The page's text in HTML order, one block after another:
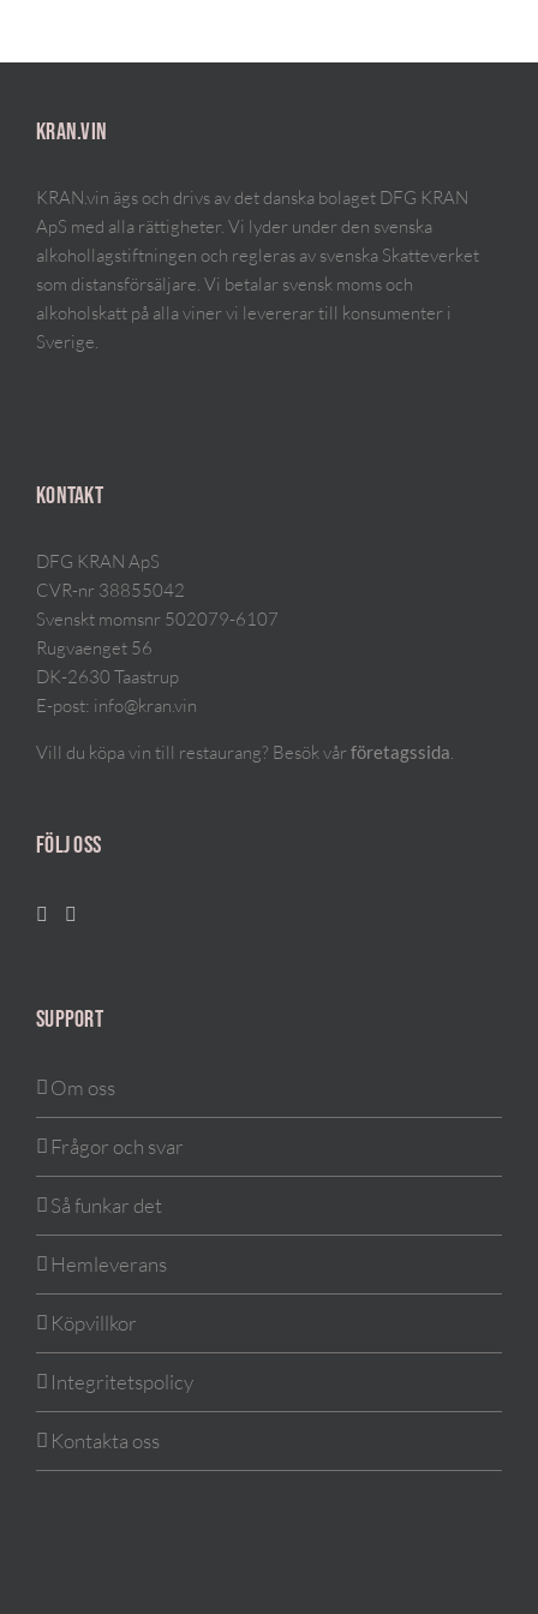
KRAN.VIN
KRAN.vin ägs och drivs av det danska bolaget DFG KRAN
ApS med alla rättigheter. Vi lyder under den svenska
alkohollagstiftningen och regleras av svenska Skatteverket
som distansförsäljare. Vi betalar svensk moms och
alkoholskatt på alla viner vi levererar till konsumenter i
Sverige.
KONTAKT
DFG KRAN ApS
CVR-nr 38855042
Svenskt momsnr 502079-6107
Rugvaenget 56
DK-2630 Taastrup
E-post: info@kran.vin
Vill du köpa vin till restaurang? Besök vårföretagssida
FÖLJ OSS
SUPPORT
Om oss
Frågor och svar
Så funkar det
Hemleverans
Köpvillkor
Integritetspolicy
Kontakta oss